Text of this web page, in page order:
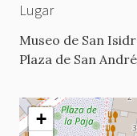
Lugar
Museo de San
Plaza de San
+